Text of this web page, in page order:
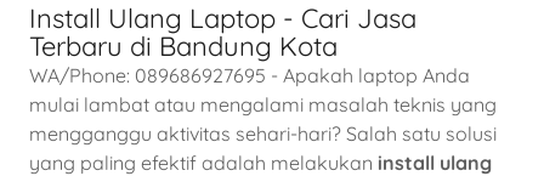
Install Ulang Laptop - Cari Jasa
Terbaru di Bandung Kota
WA/Phone: 089686927695 - Apakah laptop Anda
mulai lambat atau mengalami masalah teknis yang
mengganggu aktivitas sehari-hari? Salah satu solusi
yang paling efektif adalah melakukan install ulang